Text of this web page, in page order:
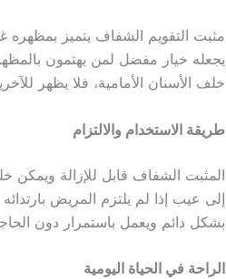
مثبت التقويم الشفاف يتميز بمظهره
يجعله خيار مفضل لمن يهتمون
خلف الأسنان الأمامية، فلا يظهر
طريقة الاستخدام والالتزام
المثبت الشفاف قابل للإزالة ويمكن
إلى عيب إذا لم يلتزم المريض
بشكل دائم ويعمل باستمرار دون
الراحة في الحياة اليومية